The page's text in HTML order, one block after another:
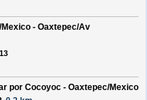
/Mexico - Oaxtepec/Av
por Cocoyoc - Oaxtepec/Mexico